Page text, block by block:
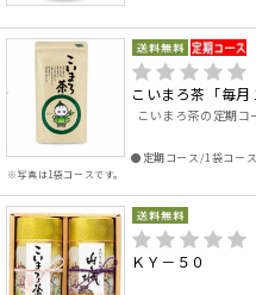
※写真は1袋コースです。
こいまろ茶「毎月
こいまろ茶の定期
●定期コース/1袋コー
ＫＹ－５０